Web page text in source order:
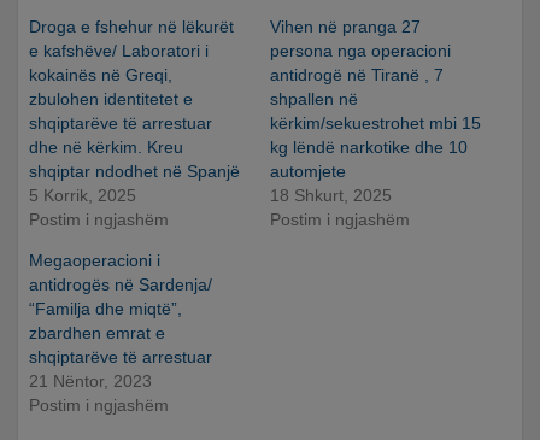
Droga e fshehur në lëkurët
e kafshëve/ Laboratori i
kokainës në Greqi,
zbulohen identitetet e
shqiptarëve të arrestuar
dhe në kërkim. Kreu
shqiptar ndodhet në Spanjë
5 Korrik, 2025
Postim i ngjashëm
Vihen në pranga 27
persona nga operacioni
antidrogë në Tiranë , 7
shpallen në
kërkim/sekuestrohet mbi 15
kg lëndë narkotike dhe 10
automjete
18 Shkurt, 2025
Postim i ngjashëm
Megaoperacioni i
antidrogës në Sardenja/
“Familja dhe miqtë”,
zbardhen emrat e
shqiptarëve të arrestuar
21 Nëntor, 2023
Postim i ngjashëm